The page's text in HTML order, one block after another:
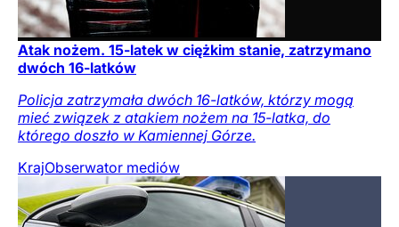
Atak nożem. 15-latek w ciężkim stanie, zatrzymano
dwóch 16-latków
Policja zatrzymała dwóch 16-latków, którzy mogą
mieć związek z atakiem nożem na 15-latka, do
którego doszło w Kamiennej Górze.
KrajObserwator mediów